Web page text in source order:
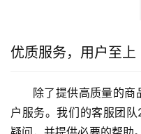
优质服务，用户至上
除了提供高质量的
户服务。我们的客服团